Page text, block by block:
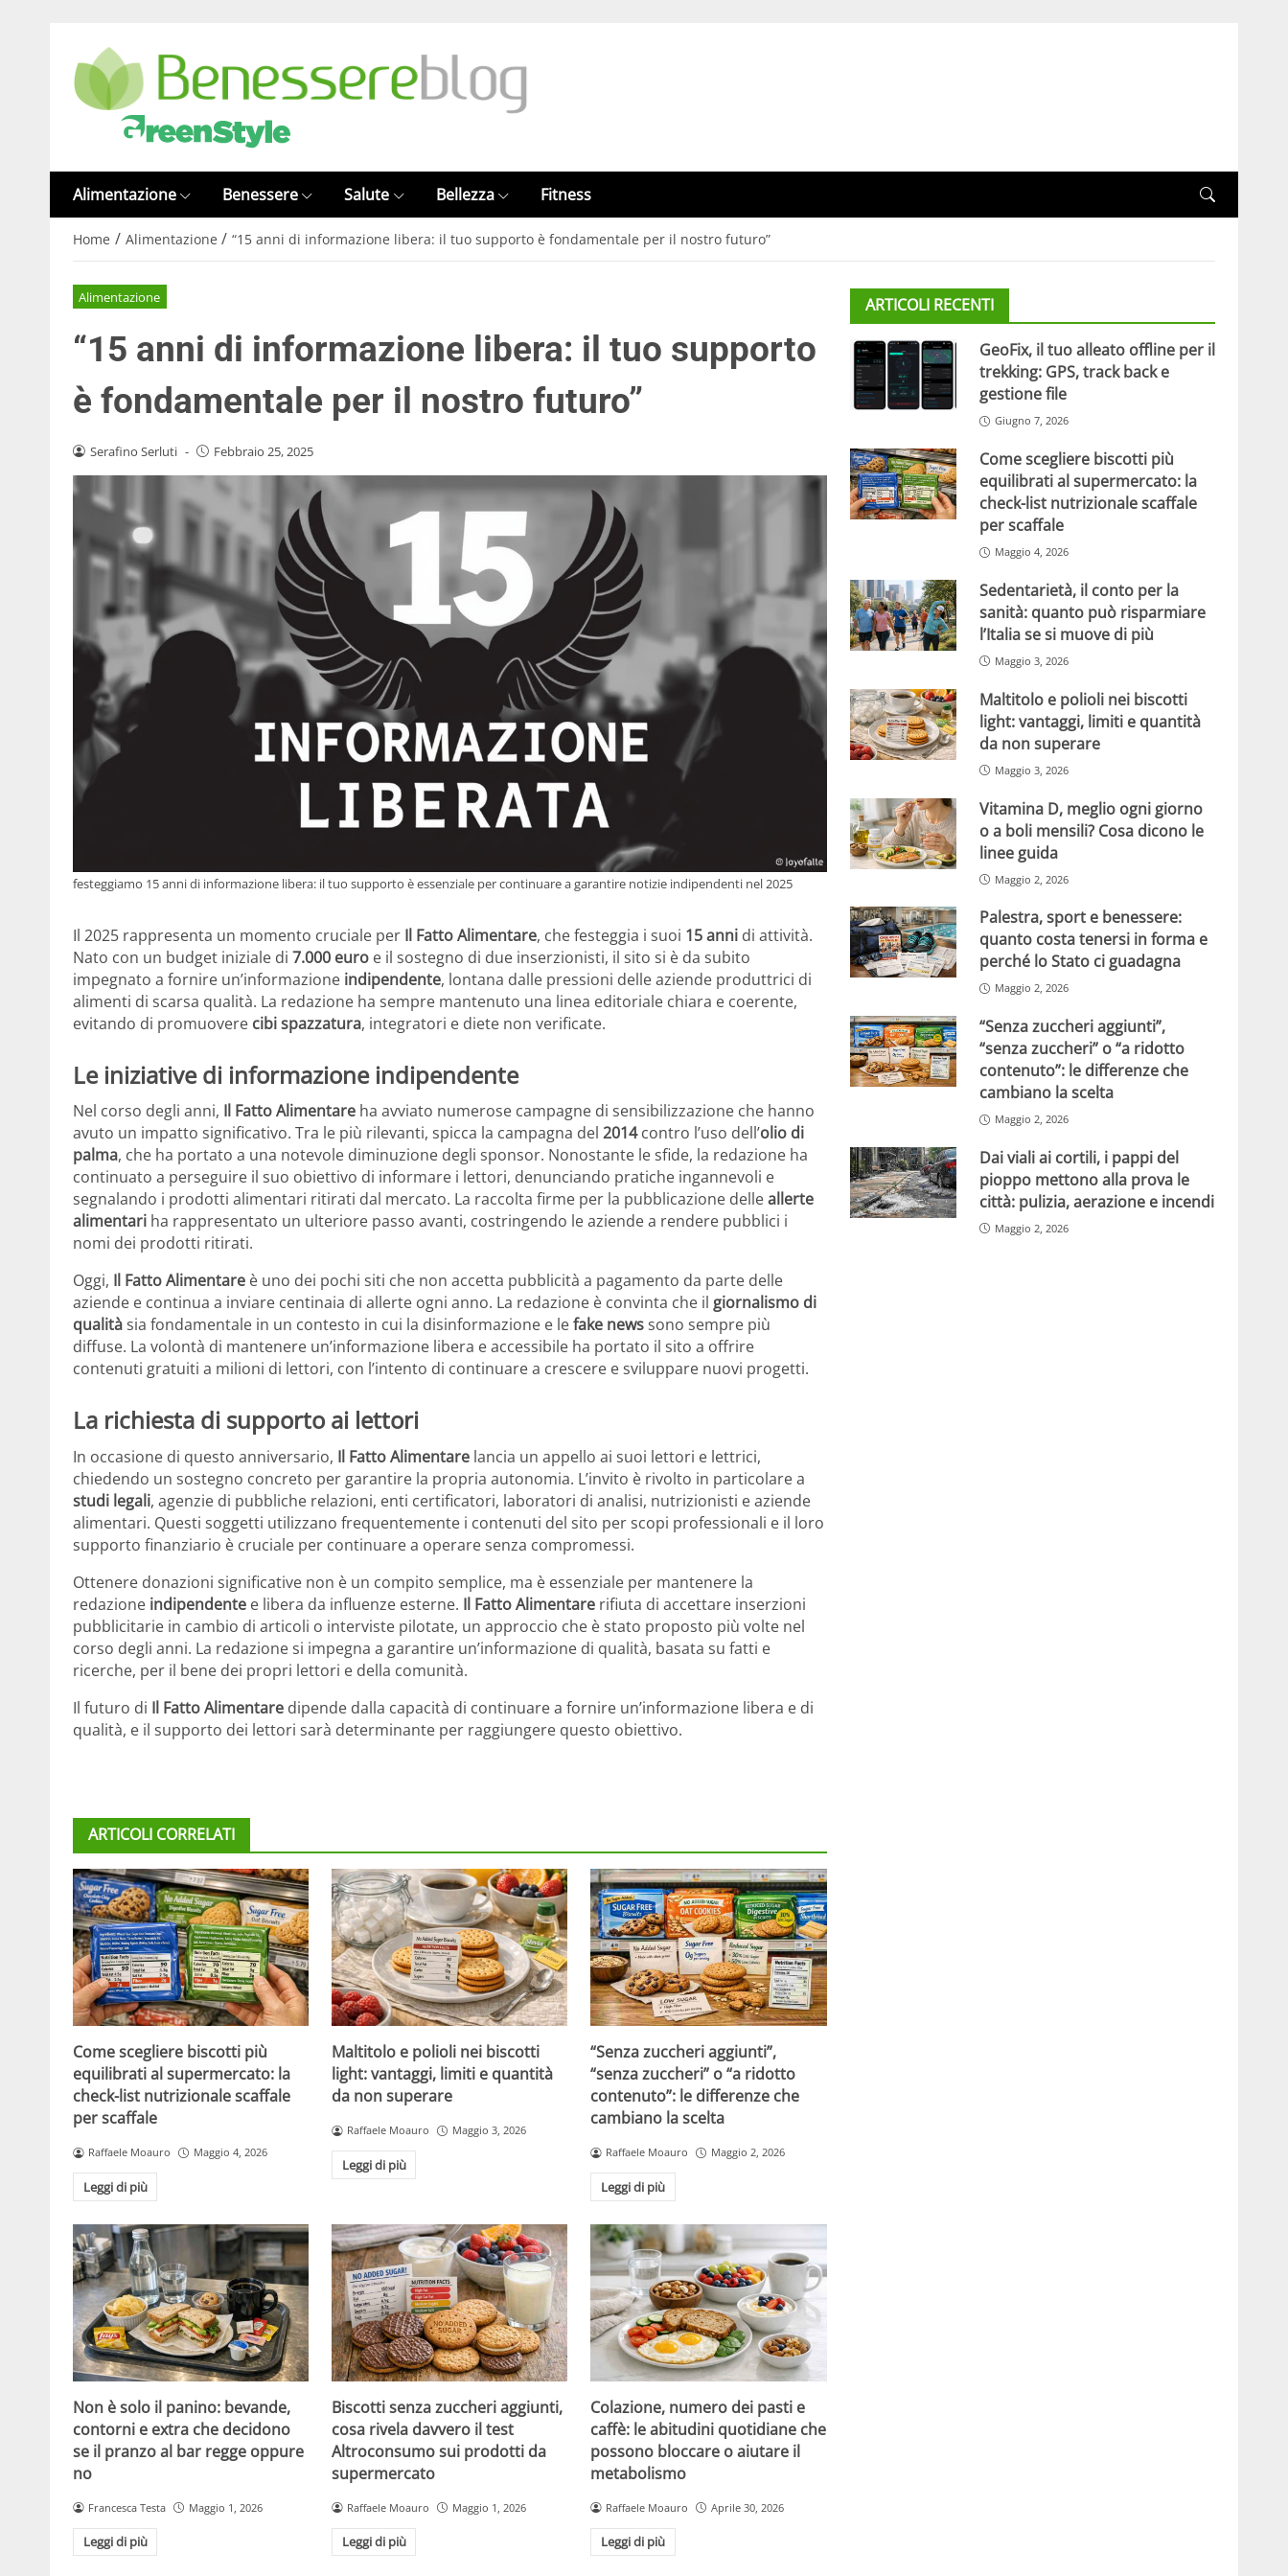
Alimentazione Benessere Salute Bellezza Fitness
Home / Alimentazione / “15 anni di informazione libera: il tuo supporto è fondamentale per il nostro futuro”
Alimentazione
“15 anni di informazione libera: il tuo supporto
è fondamentale per il nostro futuro”
Serafino Serluti - Febbraio 25, 2025
festeggiamo 15 anni di informazione libera: il tuo supporto è essenziale per continuare a garantire notizie indipendenti nel 2025
Il 2025 rappresenta un momento cruciale per Il Fatto Alimentare, che festeggia i suoi 15 anni di attività.
Nato con un budget iniziale di 7.000 euro e il sostegno di due inserzionisti, il sito si è da subito
impegnato a fornire un’informazione indipendente, lontana dalle pressioni delle aziende produttrici di
alimenti di scarsa qualità. La redazione ha sempre mantenuto una linea editoriale chiara e coerente,
evitando di promuovere cibi spazzatura, integratori e diete non verificate.
Le iniziative di informazione indipendente
Nel corso degli anni, Il Fatto Alimentare ha avviato numerose campagne di sensibilizzazione che hanno
avuto un impatto significativo. Tra le più rilevanti, spicca la campagna del 2014contro l’uso dell’olio di
palma, che ha portato a una notevole diminuzione degli sponsor. Nonostante le sfide, la redazione ha
continuato a perseguire il suo obiettivo di informare i lettori, denunciando pratiche ingannevoli e
segnalando i prodotti alimentari ritirati dal mercato. La raccolta firme per la pubblicazione delleallerte
alimentari ha rappresentato un ulteriore passo avanti, costringendo le aziende a rendere pubblici i
nomi dei prodotti ritirati.
Oggi, Il Fatto Alimentare è uno dei pochi siti che non accetta pubblicità a pagamento da parte delle
aziende e continua a inviare centinaia di allerte ogni anno. La redazione è convinta che il giornalismo di
qualitàsia fondamentale in un contesto in cui la disinformazione e lefake newssono sempre più
diffuse. La volontà di mantenere un’informazione libera e accessibile ha portato il sito a offrire
contenuti gratuiti a milioni di lettori, con l’intento di continuare a crescere e sviluppare nuovi progetti.
La richiesta di supporto ai lettori
In occasione di questo anniversario, Il Fatto Alimentare lancia un appello ai suoi lettori e lettrici,
chiedendo un sostegno concreto per garantire la propria autonomia. L’invito è rivolto in particolare a
studi legali, agenzie di pubbliche relazioni, enti certificatori, laboratori di analisi, nutrizionisti e aziende
alimentari. Questi soggetti utilizzano frequentemente i contenuti del sito per scopi professionali e il loro
supporto finanziario è cruciale per continuare a operare senza compromessi.
Ottenere donazioni significative non è un compito semplice, ma è essenziale per mantenere la
redazione indipendente e libera da influenze esterne. Il Fatto Alimentare rifiuta di accettare inserzioni
pubblicitarie in cambio di articoli o interviste pilotate, un approccio che è stato proposto più volte nel
corso degli anni. La redazione si impegna a garantire un’informazione di qualità, basata su fatti e
ricerche, per il bene dei propri lettori e della comunità.
Il futuro di Il Fatto Alimentare dipende dalla capacità di continuare a fornire un’informazione libera e di
qualità, e il supporto dei lettori sarà determinante per raggiungere questo obiettivo.
ARTICOLI CORRELATI
Come scegliere biscotti più
equilibrati al supermercato: la
check-list nutrizionale scaffale
per scaffale
Raffaele Moauro Maggio 4, 2026
Leggi di più
Maltitolo e polioli nei biscotti
light: vantaggi, limiti e quantità
da non superare
Raffaele Moauro Maggio 3, 2026
Leggi di più
“Senza zuccheri aggiunti”,
“senza zuccheri” o “a ridotto
contenuto”: le differenze che
cambiano la scelta
Raffaele Moauro Maggio 2, 2026
Leggi di più
Non è solo il panino: bevande,
contorni e extra che decidono
se il pranzo al bar regge oppure
no
Francesca Testa Maggio 1, 2026
Leggi di più
Biscotti senza zuccheri aggiunti,
cosa rivela davvero il test
Altroconsumo sui prodotti da
supermercato
Raffaele Moauro Maggio 1, 2026
Leggi di più
Colazione, numero dei pasti e
caffè: le abitudini quotidiane che
possono bloccare o aiutare il
metabolismo
Raffaele Moauro Aprile 30, 2026
Leggi di più
ARTICOLI RECENTI
GeoFix, il tuo alleato offline per il
trekking: GPS, track back e
gestione file
Giugno 7, 2026
Come scegliere biscotti più
equilibrati al supermercato: la
check-list nutrizionale scaffale
per scaffale
Maggio 4, 2026
Sedentarietà, il conto per la
sanità: quanto può risparmiare
l’Italia se si muove di più
Maggio 3, 2026
Maltitolo e polioli nei biscotti
light: vantaggi, limiti e quantità
da non superare
Maggio 3, 2026
Vitamina D, meglio ogni giorno
o a boli mensili? Cosa dicono le
linee guida
Maggio 2, 2026
Palestra, sport e benessere:
quanto costa tenersi in forma e
perché lo Stato ci guadagna
Maggio 2, 2026
“Senza zuccheri aggiunti”,
“senza zuccheri” o “a ridotto
contenuto”: le differenze che
cambiano la scelta
Maggio 2, 2026
Dai viali ai cortili, i pappi del
pioppo mettono alla prova le
città: pulizia, aerazione e incendi
Maggio 2, 2026